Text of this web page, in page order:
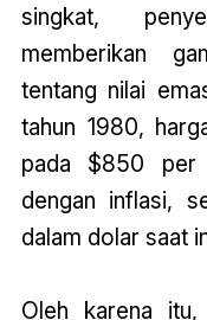
singkat,
memberikan
tentang nilai
tahun 1980,
pada $850 per
dengan inflasi,
dalam dolar saat
Oleh karena